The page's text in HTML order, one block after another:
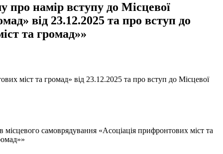
намір вступу до Місцевої
від 23.12.2025 та про вступ до
та громад»»
міст та громад» від 23.12.2025 та про вступ до Місцевої
самоврядування «Асоціація прифронтових міст та